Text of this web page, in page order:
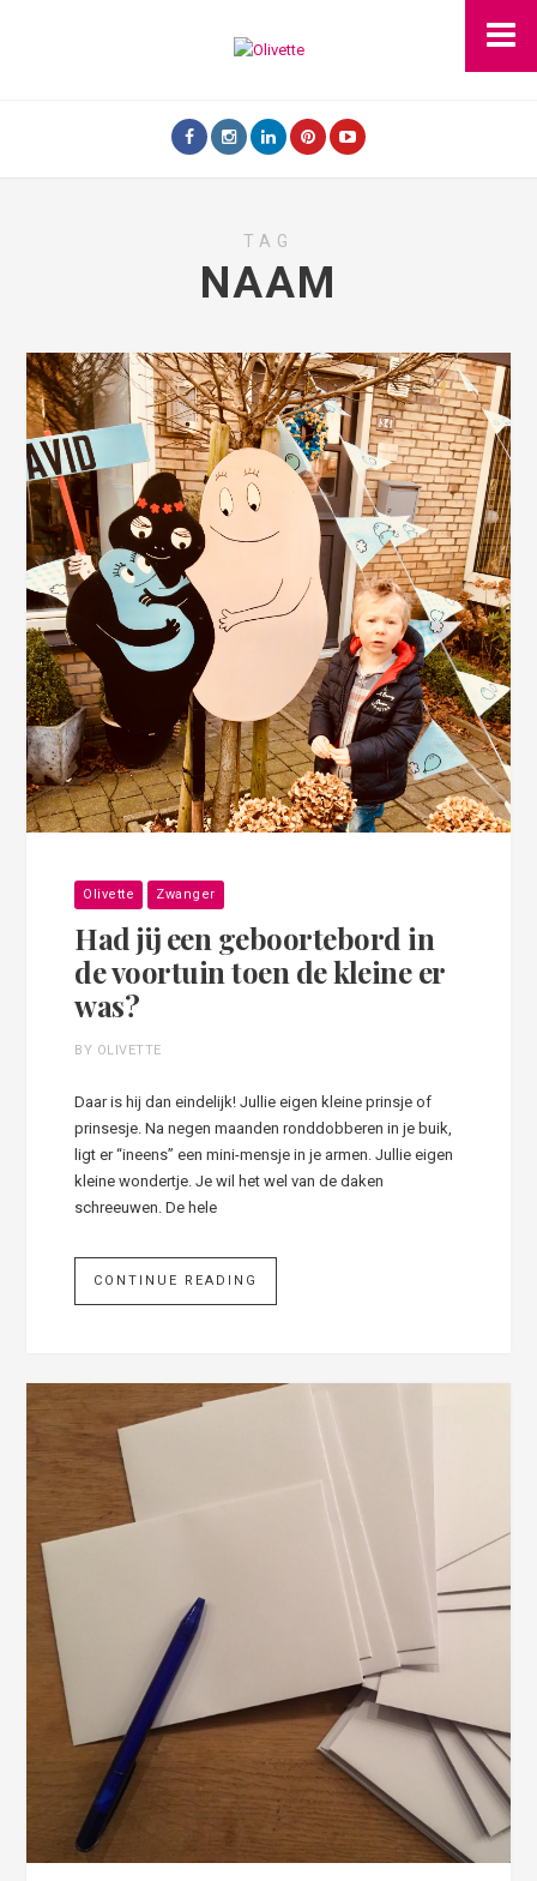
TAG
NAAM
Olivette Zwanger
Had jij een geboortebord in
de voortuin toen de kleine er
was?
BY OLIVETTE
Daar is hij dan eindelijk! Jullie eigen kleine prinsje of
prinsesje. Na negen maanden ronddobberen in je buik,
ligt er “ineens” een mini-mensje in je armen. Jullie eigen
kleine wondertje. Je wil het wel van de daken
schreeuwen. De hele
CONTINUE READING